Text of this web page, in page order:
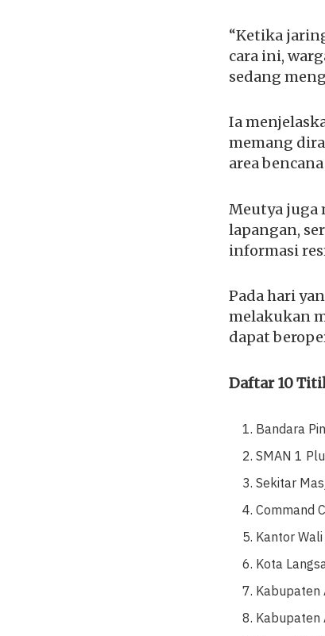
“Ketika
cara ini,
sedang
Ia
memang
area
Meutya juga
lapangan,
informasi
Pada hari
melakukan
dapat
Daftar 10
Bandara
SMAN 1
Sekitar
Command
Kantor
Kota
Kabupaten
Kabupaten